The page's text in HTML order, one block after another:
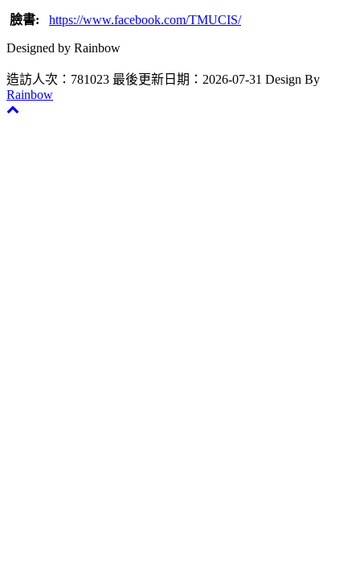
臉書: https://www.facebook.com/TMUCIS/
Designed by Rainbow
造訪人次：781023 最後更新日期：2026-07-31 Design By
Rainbow